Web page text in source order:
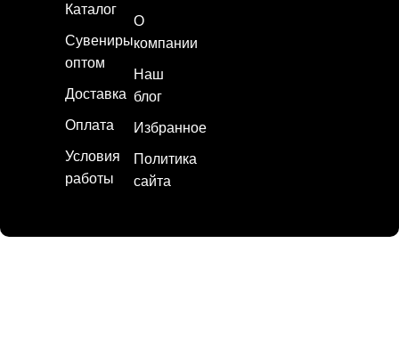
Каталог
Сувениры
оптом
Доставка
Оплата
Условия
работы
О
компании
Наш
блог
Избранное
Политика
сайта